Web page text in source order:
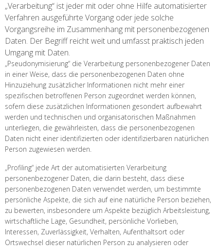
„Verarbeitung“ ist jeder mit oder ohne Hilfe automatisierter
Verfahren ausgeführte Vorgang oder jede solche
Vorgangsreihe im Zusammenhang mit personenbezogenen
Daten. Der Begriff reicht weit und umfasst praktisch jeden
Umgang mit Daten.
„Pseudonymisierung“ die Verarbeitung personenbezogener Daten
in einer Weise, dass die personenbezogenen Daten ohne
Hinzuziehung zusätzlicher Informationen nicht mehr einer
spezifischen betroffenen Person zugeordnet werden können,
sofern diese zusätzlichen Informationen gesondert aufbewahrt
werden und technischen und organisatorischen Maßnahmen
unterliegen, die gewährleisten, dass die personenbezogenen
Daten nicht einer identifizierten oder identifizierbaren natürlichen
Person zugewiesen werden.
„Profiling“ jede Art der automatisierten Verarbeitung
personenbezogener Daten, die darin besteht, dass diese
personenbezogenen Daten verwendet werden, um bestimmte
persönliche Aspekte, die sich auf eine natürliche Person beziehen,
zu bewerten, insbesondere um Aspekte bezüglich Arbeitsleistung,
wirtschaftliche Lage, Gesundheit, persönliche Vorlieben,
Interessen, Zuverlässigkeit, Verhalten, Aufenthaltsort oder
Ortswechsel dieser natürlichen Person zu analysieren oder